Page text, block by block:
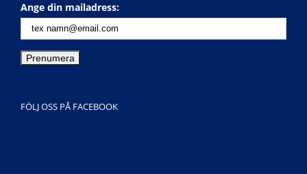
Ange din mailadress:
FÖLJ OSS PÅ FACEBOOK